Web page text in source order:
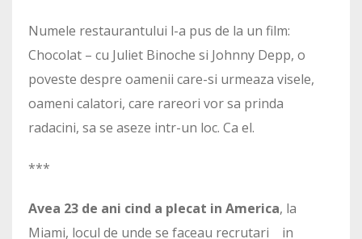
Numele restaurantului l-a pus de la un film:
Chocolat – cu Juliet Binoche si Johnny Depp, o
poveste despre oamenii care-si urmeaza visele,
oameni calatori, care rareori vor sa prinda
radacini, sa se aseze intr-un loc. Ca el.
***
Avea 23 de ani cind a plecat in America, la
Miami, locul de unde se faceau recrutari in